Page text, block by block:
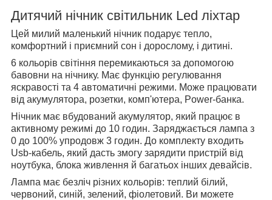
Дитячий нічник світильник Led ліхтар
Цей милий маленький нічник подарує тепло,
комфортний і приємний сон і дорослому, і дитині.
6 кольорів світіння перемикаються за допомогою
бавовни на нічнику. Має функцію регулювання
яскравості та 4 автоматичні режими. Може працювати
від акумулятора, розетки, комп'ютера, Power-банка.
Нічник має вбудований акумулятор, який працює в
активному режимі до 10 годин. Заряджається лампа з
0 до 100% упродовж 3 годин. До комплекту входить
Usb-кабель, який дасть змогу зарядити пристрій від
ноутбука, блока живлення й багатьох інших девайсів.
Лампа має безліч різних кольорів: теплий білий,
червоний, синій, зелений, фіолетовий. Ви можете